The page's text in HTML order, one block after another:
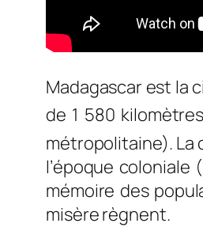
Madagascar est la
de 1 580
métropolitaine). La
l’époque coloniale
mémoire des
misère règnent.